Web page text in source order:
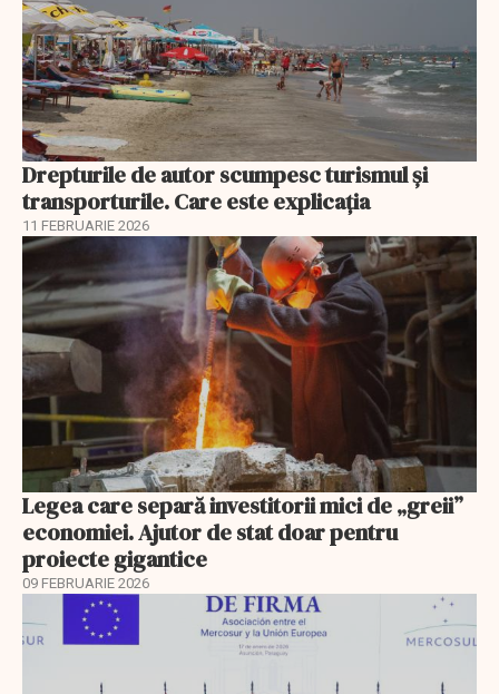
Drepturile de autor scumpesc turismul și
transporturile. Care este explicația
11 FEBRUARIE 2026
Legea care separă investitorii mici de „greii”
economiei. Ajutor de stat doar pentru
proiecte gigantice
09 FEBRUARIE 2026